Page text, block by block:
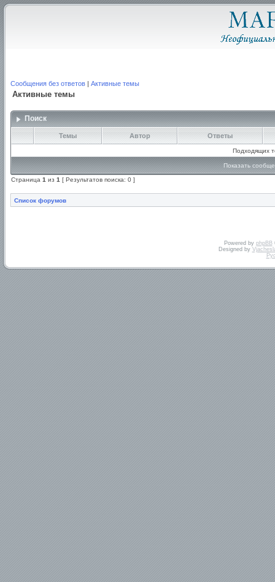
Сообщения без ответов | Активные темы
Активные темы
Поиск
Темы Автор Ответы
Подходящих
Показать
Страница 1 из 1 [ Результатов поиска: 0 ]
Список форумов
Powered by phpBB
Designed by